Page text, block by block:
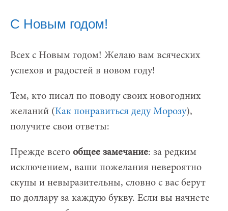
С Новым годом!
Всех с Новым годом! Желаю вам всяческих
успехов и радостей в новом году!
Тем, кто писал по поводу своих новогодних
желаний (Как понравиться деду Морозу),
получите свои ответы:
Прежде всего общее замечание: за редким
исключением, ваши пожелания невероятно
скупы и невыразительны, словно с вас берут
по доллару за каждую букву. Если вы начнете